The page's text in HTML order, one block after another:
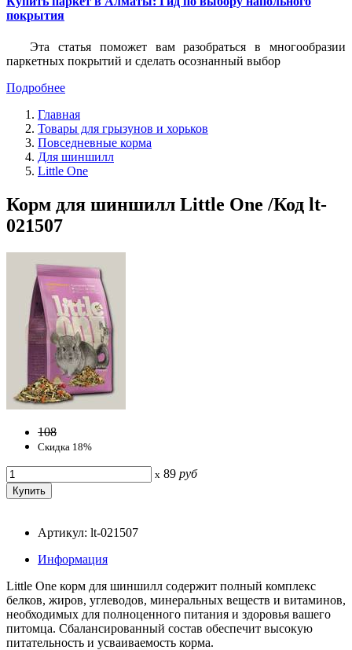
покрытия
Эта статья поможет вам разобраться в многообразии
паркетных покрытий и сделать осознанный выбор
Подробнее
Главная
Товары для грызунов и хорьков
Повседневные корма
Для шиншилл
Little One
Корм для шиншилл Little One /Код lt-
021507
108
Скидка 18%
x 89 руб
Артикул: lt-021507
Информация
Little One корм для шиншилл содержит полный комплекс
белков, жиров, углеводов, минеральных веществ и витаминов,
необходимых для полноценного питания и здоровья вашего
питомца. Сбалансированный состав обеспечит высокую
питательность и усваиваемость корма.